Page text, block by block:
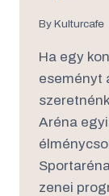
By Kulturcafe
Ha egy
eseményt
Aréna
zenei